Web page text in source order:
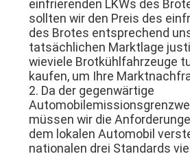
einfrierenden LKWs des
sollten wir den Preis des
des Brotes entsprechend
tatsächlichen Marktlage
wieviele Brotkühlfahrzeuge
kaufen, um Ihre
2. Da der gegenwärtige
müssen wir die
dem lokalen Automobil
nationalen drei Standards